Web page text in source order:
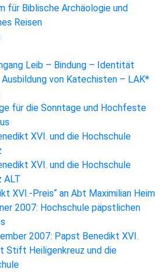
für Biblische Archäologie und
Reisen
Leib – Bindung – Identität
Ausbildung von Katechisten – LAK*
für die Sonntage und Hochfeste
XVI. und die Hochschule
XVI. und die Hochschule
ALT
XVI.-Preis“ an Abt Maximilian Heim
2007: Hochschule päpstlichen
2007: Papst Benedikt XVI.
Stift Heiligenkreuz und die